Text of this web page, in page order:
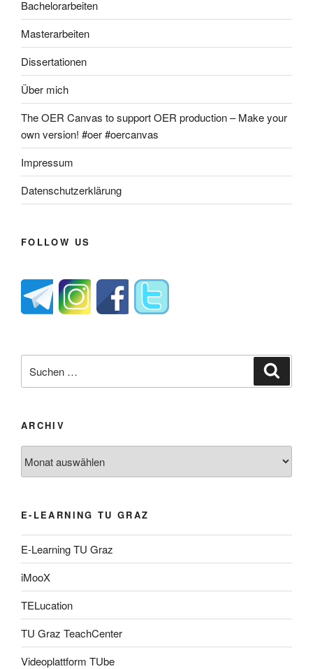
Bachelorarbeiten
Masterarbeiten
Dissertationen
Über mich
The OER Canvas to support OER production – Make your
own version! #oer #oercanvas
Impressum
Datenschutzerklärung
FOLLOW US
nach:
ARCHIV
E-LEARNING TU GRAZ
E-Learning TU Graz
iMooX
TELucation
TU Graz TeachCenter
Videoplattform TUbe